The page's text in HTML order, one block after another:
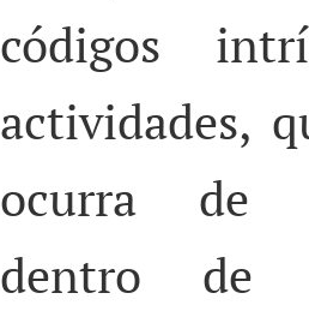
códigos
actividades,
ocurra de
dentro de